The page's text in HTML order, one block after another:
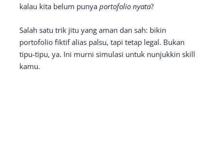
kalau kita belum punya portofolio nyata?
Salah satu trik jitu yang aman dan sah: bikin
portofolio fiktif alias palsu, tapi tetap legal. Bukan
tipu-tipu, ya. Ini murni simulasi untuk nunjukkin skill
kamu.